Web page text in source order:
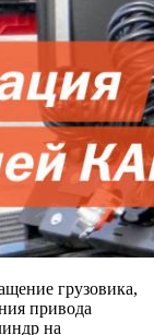
грузовика,
привода
на